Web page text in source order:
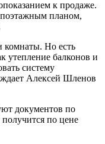
к продаже.
планом,
комнаты. Но есть
утепление балконов и
систему
Алексей Шленов
документов по
по цене